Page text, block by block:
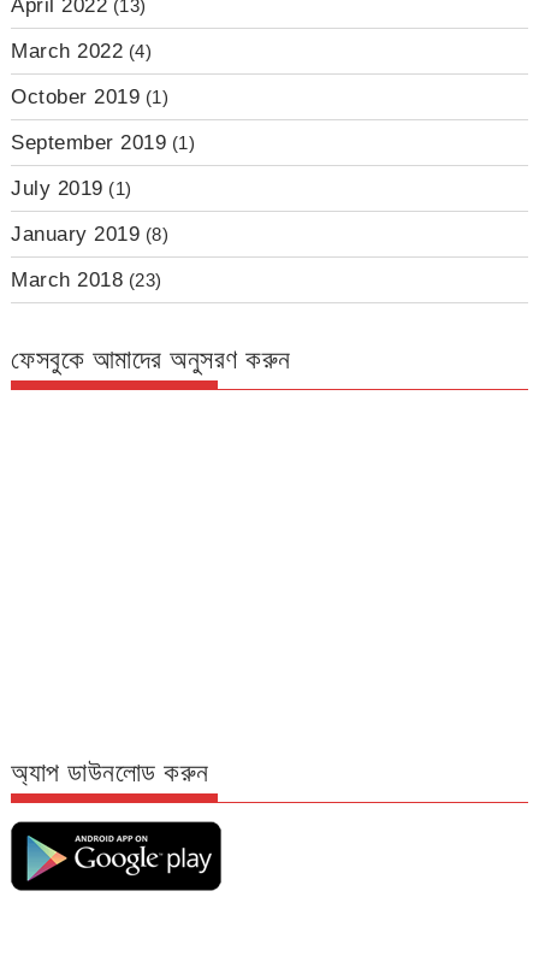
April 2022 (13)
March 2022 (4)
October 2019 (1)
September 2019 (1)
July 2019 (1)
January 2019 (8)
March 2018 (23)
ফেসবুকে আমাদের অনুসরণ করুন
অ্যাপ ডাউনলোড করুন